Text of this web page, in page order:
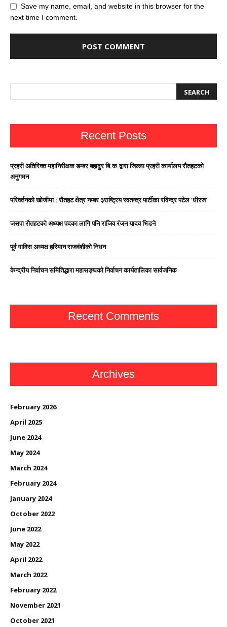
Save my name, email, and website in this browser for the
next time I comment.
Recent Posts
प्रहरी अतिरिक्त महानिरीक्षक डम्बर बहादुर बि.क.द्वारा जिल्ला प्रहरी कार्यालय रौतहटको
अनुगमन
परिवर्तनको खोजीमा : रौतहट क्षेत्र नम्बर ३राष्ट्रिय स्वतन्त्र पार्टीका रविन्द्र पटेल ‘धीरज’
जसपा राैतहटको अध्यक्ष पदका लागि पनि राजिव रंजन यादव भिडने
पूर्व गाविस अध्यक्ष हरिमान राजवंशीको निधन
केन्द्रीय निर्वाचन समितिद्धारा महासङ्घको निर्वाचन कार्यतालिका सार्वजनिक
Recent Comments
Archives
February 2026
April 2025
June 2024
May 2024
March 2024
February 2024
January 2024
October 2022
June 2022
May 2022
April 2022
March 2022
February 2022
November 2021
October 2021